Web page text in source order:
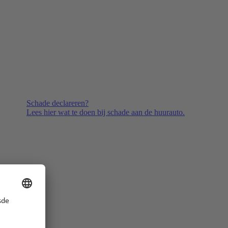
Schade declareren?
Lees hier wat te doen bij schade aan de huurauto.